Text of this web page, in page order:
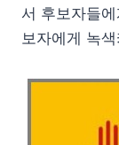
서 후보자들
보자에게 녹